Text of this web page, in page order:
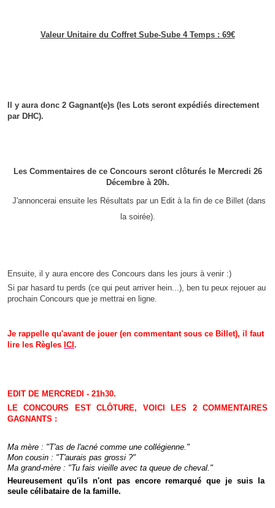
Valeur Unitaire du Coffret Sube-Sube 4 Temps : 69€
Il y aura donc 2 Gagnant(e)s (les Lots seront expédiés directement
par DHC).
Les Commentaires de ce Concours seront clôturés le Mercredi 26
Décembre à 20h.
J'annoncerai ensuite les Résultats par un Edit à la fin de ce Billet (dans
la soirée).
Ensuite, il y aura encore des Concours dans les jours à venir :)
Si par hasard tu perds (ce qui peut arriver hein...), ben tu peux rejouer au
prochain Concours que je mettrai en ligne.
Je rappelle qu'avant de jouer (en commentant sous ce Billet), il faut
lire les Règles ICI .
EDIT DE MERCREDI - 21h30.
LE CONCOURS EST CLÔTURE, VOICI LES 2 COMMENTAIRES
GAGNANTS :
Ma mère : "T'as de l'acné comme une collégienne."
Mon cousin : "T'aurais pas grossi ?"
Ma grand-mère : "Tu fais vieille avec ta queue de cheval."
Heureusement qu'ils n'ont pas encore remarqué que je suis la
seule célibataire de la famille.